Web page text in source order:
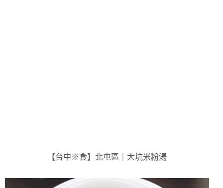
【台中※食】北屯區｜大坑米粉湯